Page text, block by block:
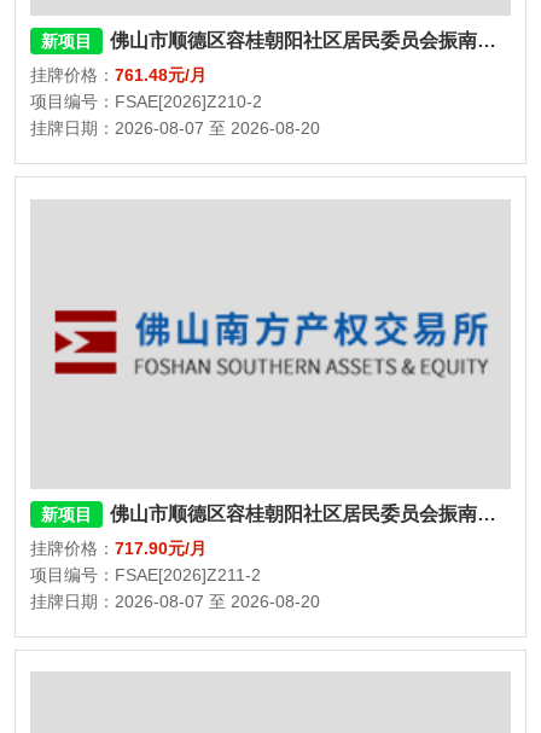
新项目 佛山市顺德区容桂朝阳社区居民委员会振南路永乐街二巷1号3栋201房、永乐街二巷1号3栋108室
挂牌价格： 761.48元/月
项目编号：FSAE[2026]Z210-2
挂牌日期：2026-08-07 至 2026-08-20
新项目 佛山市顺德区容桂朝阳社区居民委员会振南路永乐街三巷1号1栋101房
挂牌价格： 717.90元/月
项目编号：FSAE[2026]Z211-2
挂牌日期：2026-08-07 至 2026-08-20